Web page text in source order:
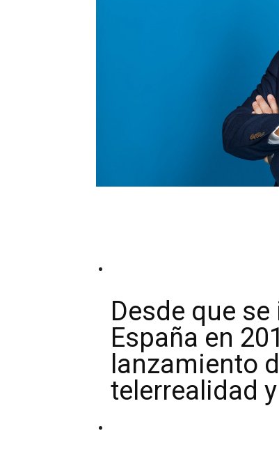
Desde que
España en
lanzamiento
telerrealidad